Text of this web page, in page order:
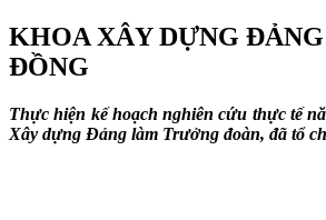
KHOA XÂY DỰNG
ĐỒNG
Thực hiện kế hoạch nghiên cứu thực tế
Xây dựng Đảng làm Trưởng đoàn, đã tổ